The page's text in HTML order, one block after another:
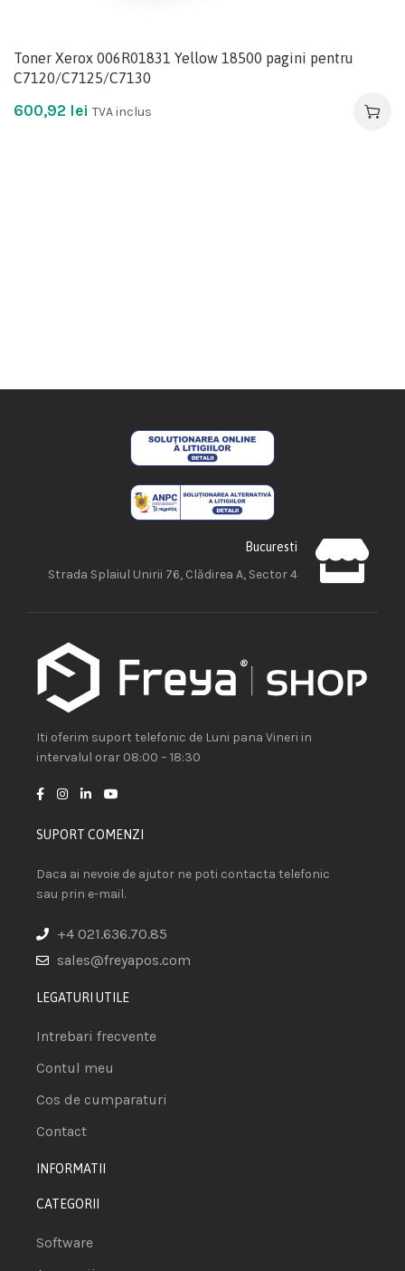
Toner Xerox 006R01831 Yellow 18500 pagini pentru
C7120/C7125/C7130
600,92 lei TVA inclus
Bucuresti
Strada Splaiul Unirii 76, Clădirea A, Sector 4
Iti oferim suport telefonic de Luni pana Vineri in
intervalul orar 08:00 – 18:30
SUPORT COMENZI
Daca ai nevoie de ajutor ne poti contacta telefonic
sau prin e-mail.
+4 021.636.70.85
sales@freyapos.com
LEGATURI UTILE
Intrebari frecvente
Contul meu
Cos de cumparaturi
Contact
INFORMATII
CATEGORII
Software